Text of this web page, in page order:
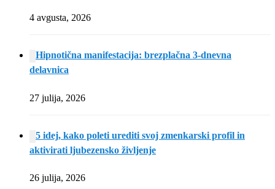
4 avgusta, 2026
Hipnotična manifestacija: brezplačna 3-dnevna
delavnica
27 julija, 2026
5 idej, kako poleti urediti svoj zmenkarski profil in
aktivirati ljubezensko življenje
26 julija, 2026